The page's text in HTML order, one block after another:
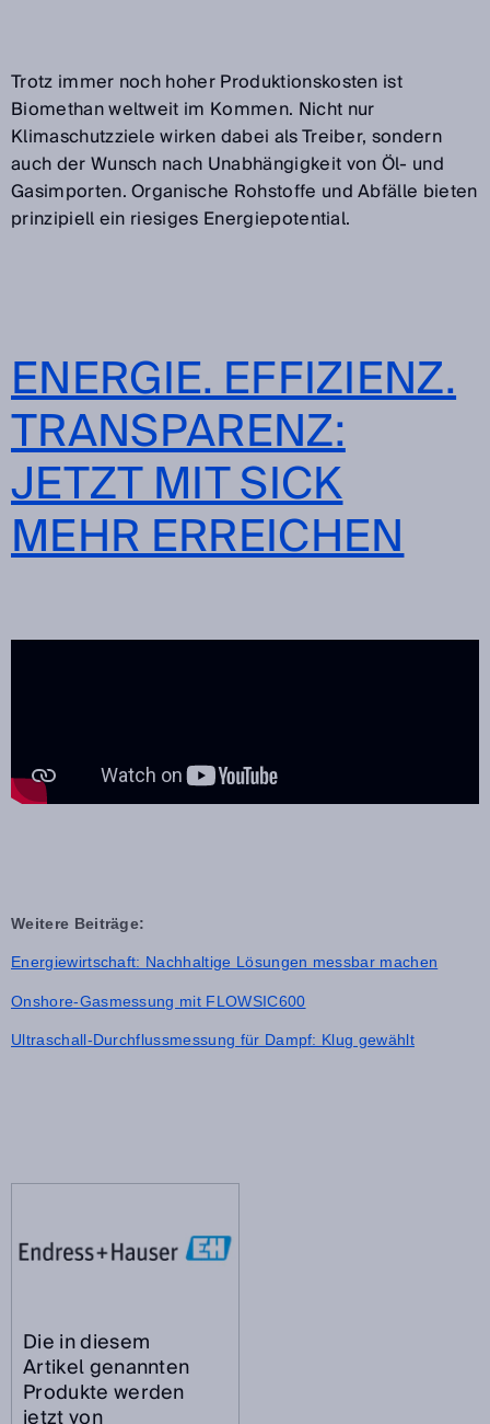
Trotz immer noch hoher Produktionskosten ist
Biomethan weltweit im Kommen. Nicht nur
Klimaschutzziele wirken dabei als Treiber, sondern
auch der Wunsch nach Unabhängigkeit von Öl- und
Gasimporten. Organische Rohstoffe und Abfälle bieten
prinzipiell ein riesiges Energiepotential.
ENERGIE. EFFIZIENZ.
TRANSPARENZ:
JETZT MIT SICK
MEHR ERREICHEN
Weitere Beiträge:
Energiewirtschaft: Nachhaltige Lösungen messbar machen
Onshore-Gasmessung mit FLOWSIC600
Ultraschall-Durchflussmessung für Dampf: Klug gewählt
Die in diesem
Artikel genannten
Produkte werden